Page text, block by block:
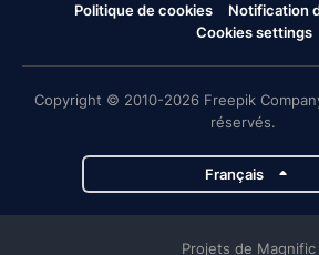
Politique de cookies
Notification
Cookies settings
Copyright © 2010-2026 Freepik
réservés.
Français
Projets de Magnific